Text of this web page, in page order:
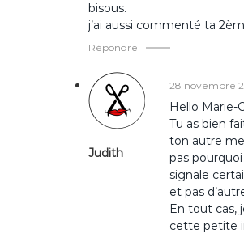
bisous.
j’ai aussi commenté ta
Répondre
Judith
28 novembre
Hello Marie-
Tu as bien
ton autre
pas
signale
et pas
En tout cas,
cette petite